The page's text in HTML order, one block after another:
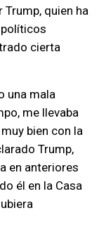
quien ha
cierta
una mala
me llevaba
bien con la
Trump,
en anteriores
él en la Casa